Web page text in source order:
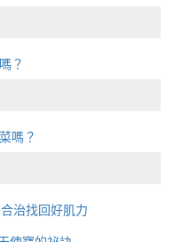
？
嗎？
治找回好肌力